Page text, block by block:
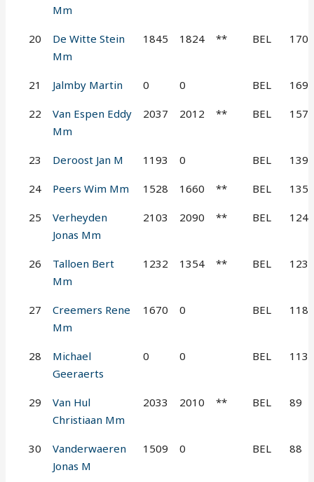
Mm
20
De Witte Stein
Mm
1845 1824 ** BEL 170
21 Jalmby Martin 0 0 BEL 169
22
Van Espen Eddy
Mm
2037 2012 ** BEL 157
23 Deroost Jan M 1193 0 BEL 139
24 Peers Wim Mm 1528 1660 ** BEL 135
25
Verheyden
Jonas Mm
2103 2090 ** BEL 124
26
Talloen Bert
Mm
1232 1354 ** BEL 123
27
Creemers Rene
Mm
1670 0 BEL 118
28
Michael
Geeraerts
0 0 BEL 113
29
Van Hul
Christiaan Mm
2033 2010 ** BEL 89
30
Vanderwaeren
Jonas M
1509 0 BEL 88